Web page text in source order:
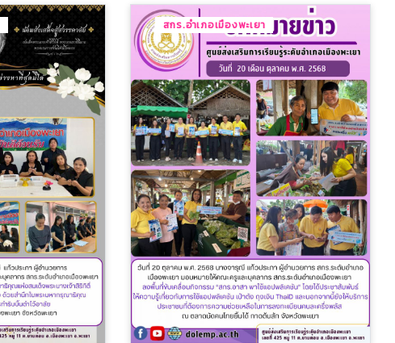
สกร.อำเภอเมืองพะเยา